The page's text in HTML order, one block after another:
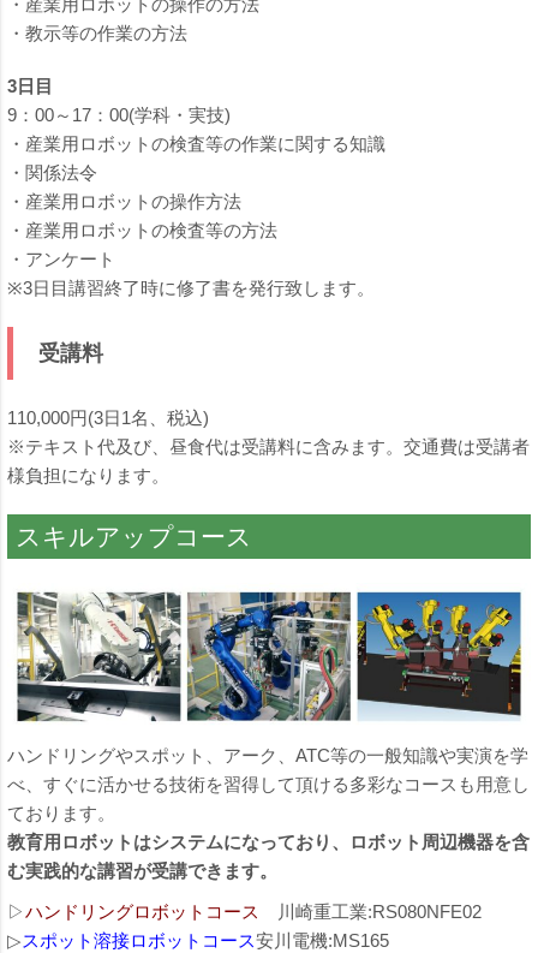
・産業用ロボットの操作の方法
・教示等の作業の方法
3日目
9：00～17：00(学科・実技)
・産業用ロボットの検査等の作業に関する知識
・関係法令
・産業用ロボットの操作方法
・産業用ロボットの検査等の方法
・アンケート
※3日目講習終了時に修了書を発行致します。
受講料
110,000円(3日1名、税込)
※テキスト代及び、昼食代は受講料に含みます。交通費は受講者
様負担になります。
スキルアップコース
ハンドリングやスポット、アーク、ATC等の一般知識や実演を学
べ、すぐに活かせる技術を習得して頂ける多彩なコースも用意し
ております。
教育用ロボットはシステムになっており、ロボット周辺機器を含
む実践的な講習が受講できます。
▷ハンドリングロボットコース
川崎重工業:RS080NFE02
▷スポット溶接ロボットコース安川電機:MS165